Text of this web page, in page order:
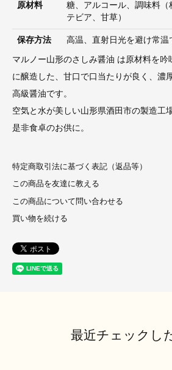
原材料
糖、アルコール、調味料（
テビア、甘草）
保存方法 高温、直射日光を避け常温
マルノー山形のさしみ醤油 は原材料を吟
に醸造した、甘口で口当たりが良く、濃
高級醤油です。
空気と水が美しい山形県酒田市の製造工
是非食卓のお供に。
特定商取引法に基づく表記（返品等）
この商品を友達に教える
この商品について問い合わせる
買い物を続ける
最近チェックし